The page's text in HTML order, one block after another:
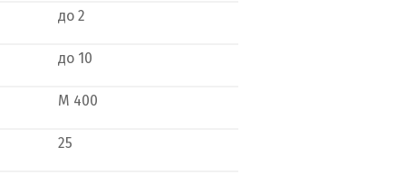
до 2
до 10
М 400
25